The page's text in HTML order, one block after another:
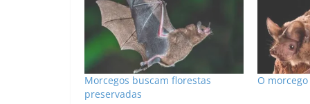
Morcegos buscam florestas
preservadas
O